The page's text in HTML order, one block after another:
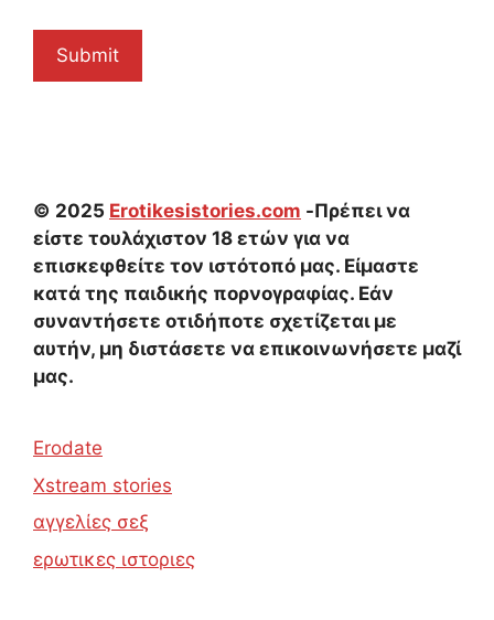
© 2025 Erotikesistories.com -Πρέπει να
είστε τουλάχιστον 18 ετών για να
επισκεφθείτε τον ιστότοπό μας. Είμαστε
κατά της παιδικής πορνογραφίας. Εάν
συναντήσετε οτιδήποτε σχετίζεται με
αυτήν, μη διστάσετε να επικοινωνήσετε μαζί
μας.
Erodate
Xstream stories
αγγελίες σεξ
ερωτικες ιστοριες